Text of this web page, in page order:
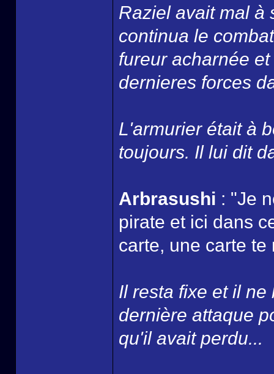
Raziel avait mal à
continua le
fureur acharnée
dernieres forces
L'armurier était à
toujours. Il lui dit
Arbrasushi : "Je
pirate et ici dans
carte, une carte
Il resta fixe et il
dernière attaque
qu'il avait perdu...